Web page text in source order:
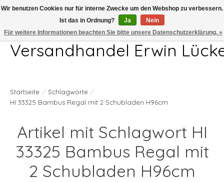
Telefon 04407 715872 MO-DO 7.00-17.00Uhr FR 7.00-13.00Uhr
Versandhandel Erwin
Startseite / Schlagworte /
HI 33325 Bambus Regal mit 2 Schubladen H96cm
Artikel mit Schlagwort HI
33325 Bambus Regal mit
2 Schubladen H96cm
Wir benutzen Cookies nur für interne Zwecke um den Webshop zu verbessern.
Ist das in Ordnung?
Ja
Nein
Für weitere Informationen beachten Sie bitte unsere Datenschutzerklärung. »